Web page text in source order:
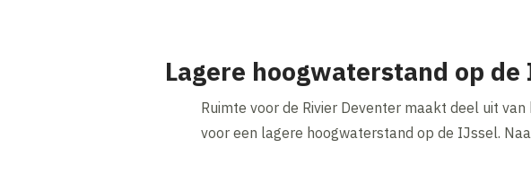
Lagere hoogwaterstand op de
Ruimte voor de Rivier Deventer maakt deel uit
voor een lagere hoogwaterstand op de IJssel.